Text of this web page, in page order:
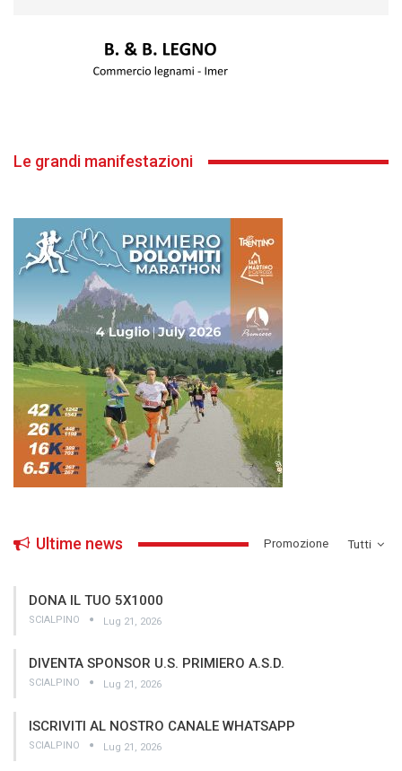
Le grandi manifestazioni
Tutti
Ultime news ­Promozione
DONA IL TUO 5X1000
SCIALPINO Lug 21, 2026
DIVENTA SPONSOR U.S. PRIMIERO A.S.D.
SCIALPINO Lug 21, 2026
ISCRIVITI AL NOSTRO CANALE WHATSAPP
SCIALPINO Lug 21, 2026